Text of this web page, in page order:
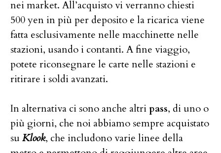
nei market. All’acquisto vi verranno chiesti
500 yen in più per deposito e la ricarica viene
fatta esclusivamente nelle macchinette nelle
stazioni, usando i contanti. A fine viaggio,
potete riconsegnare le carte nelle stazioni e
ritirare i soldi avanzati.
In alternativa ci sono anche altripass, di uno o
più giorni, che noi abbiamo sempre acquistato
su Klook, che includono varie linee della